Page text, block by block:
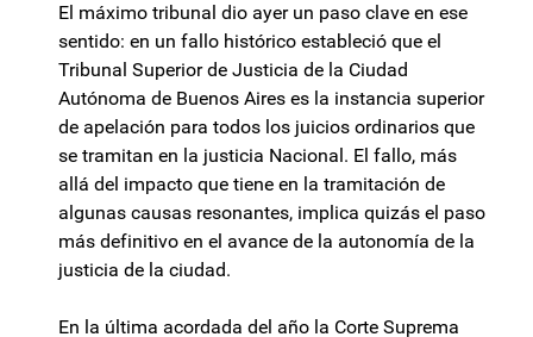
El máximo tribunal dio ayer un paso clave en ese
sentido: en un fallo histórico estableció que el
Tribunal Superior de Justicia de la Ciudad
Autónoma de Buenos Aires es la instancia superior
de apelación para todos los juicios ordinarios que
se tramitan en la justicia Nacional. El fallo, más
allá del impacto que tiene en la tramitación de
algunas causas resonantes, implica quizás el paso
más definitivo en el avance de la autonomía de la
justicia de la ciudad.
En la última acordada del año la Corte Suprema